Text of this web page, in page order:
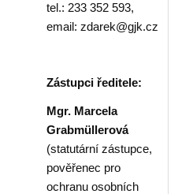
tel.: 233 352 593,
email: zdarek@gjk.cz
Zástupci ředitele:
Mgr. Marcela
Grabmüllerová
(statutární zástupce,
pověřenec pro
ochranu osobních